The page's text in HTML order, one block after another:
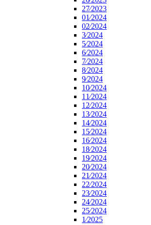
27⁄2023
01⁄2024
02⁄2024
3⁄2024
5⁄2024
6⁄2024
7⁄2024
8⁄2024
9⁄2024
10⁄2024
11⁄2024
12⁄2024
13⁄2024
14⁄2024
15⁄2024
16⁄2024
18⁄2024
19⁄2024
20⁄2024
21⁄2024
22⁄2024
23⁄2024
24⁄2024
25⁄2024
1⁄2025